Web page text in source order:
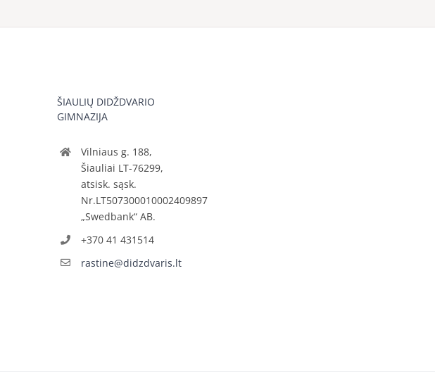
ŠIAULIŲ DIDŽDVARIO
GIMNAZIJA
Vilniaus g. 188,
Šiauliai LT-76299,
atsisk. sąsk.
Nr.LT507300010002409897
„Swedbank“ AB.
+370 41 431514
rastine@didzdvaris.lt